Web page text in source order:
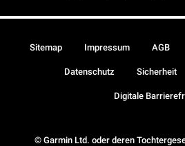
© Garmin Ltd. oder deren
Sitemap Impressum AGB
Datenschutz Sicherheit
Digitale